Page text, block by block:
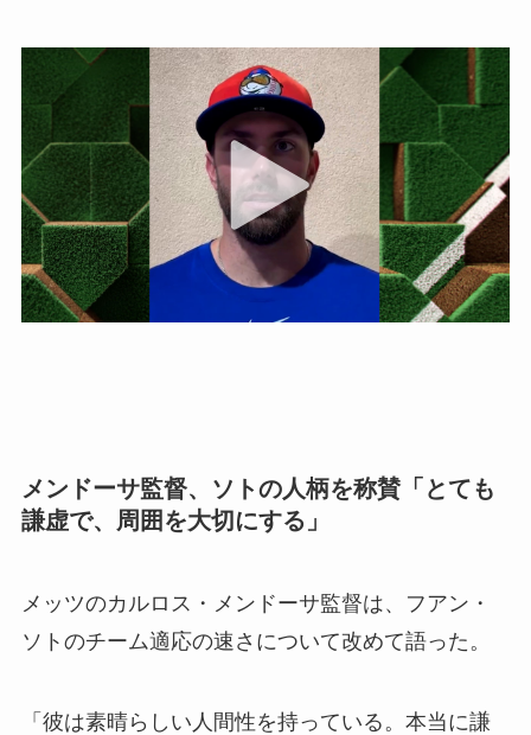
メンドーサ監督、ソトの人柄を称賛「とても
謙虚で、周囲を大切にする」
メッツのカルロス・メンドーサ監督は、フアン・
ソトのチーム適応の速さについて改めて語った。
「彼は素晴らしい人間性を持っている。本当に謙